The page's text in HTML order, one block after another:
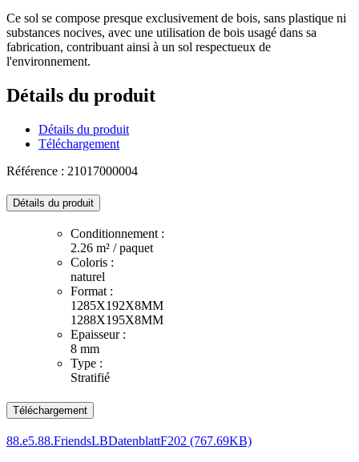
Ce sol se compose presque exclusivement de bois, sans plastique ni
substances nocives, avec une utilisation de bois usagé dans sa
fabrication, contribuant ainsi à un sol respectueux de
l'environnement.
Détails du produit
Détails du produit
Téléchargement
Référence : 21017000004
Détails du produit
Conditionnement :
2.26 m² / paquet
Coloris :
naturel
Format :
1285X192X8MM
1288X195X8MM
Epaisseur :
8 mm
Type :
Stratifié
Téléchargement
88.e5.88.FriendsLBDatenblattF202 (767.69KB)